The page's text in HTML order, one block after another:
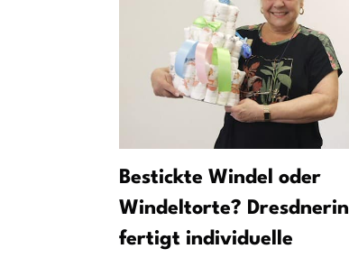
Bestickte Windel oder
Windeltorte? Dresdnerin
fertigt individuelle